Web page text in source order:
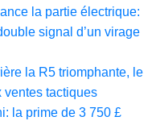
la partie électrique:
signal d’un virage
la R5 triomphante, le
tactiques
la prime de 3 750 £